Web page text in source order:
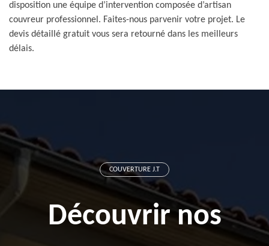
disposition une équipe d’intervention composée d’artisan
couvreur professionnel. Faites-nous parvenir votre projet. Le
devis détaillé gratuit vous sera retourné dans les meilleurs
délais.
COUVERTURE J.T
Découvrir nos